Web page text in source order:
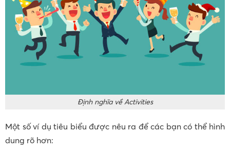
Định nghĩa về Activities
Một số ví dụ tiêu biểu được nêu ra để các bạn có thể hình
dung rõ hơn: